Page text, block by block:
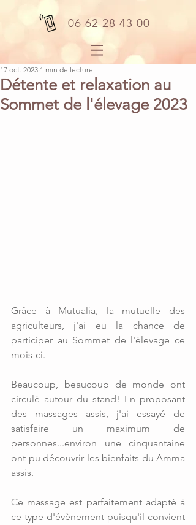
06 62 28 43 00
Détente et relaxation au
Sommet de l'élevage 2023
17 oct. 2023 1 min de lecture
Grâce à Mutualia, la mutuelle des
agriculteurs, j'ai eu la chance de
participer au Sommet de l'élevage ce
mois-ci.
Beaucoup, beaucoup de monde ont
circulé autour du stand! En proposant
des massages assis, j'ai essayé de
satisfaire un maximum de
personnes...environ une cinquantaine
ont pu découvrir les bienfaits du Amma
assis.
Ce massage est parfaitement adapté à
ce type d'évènement puisqu'il convient